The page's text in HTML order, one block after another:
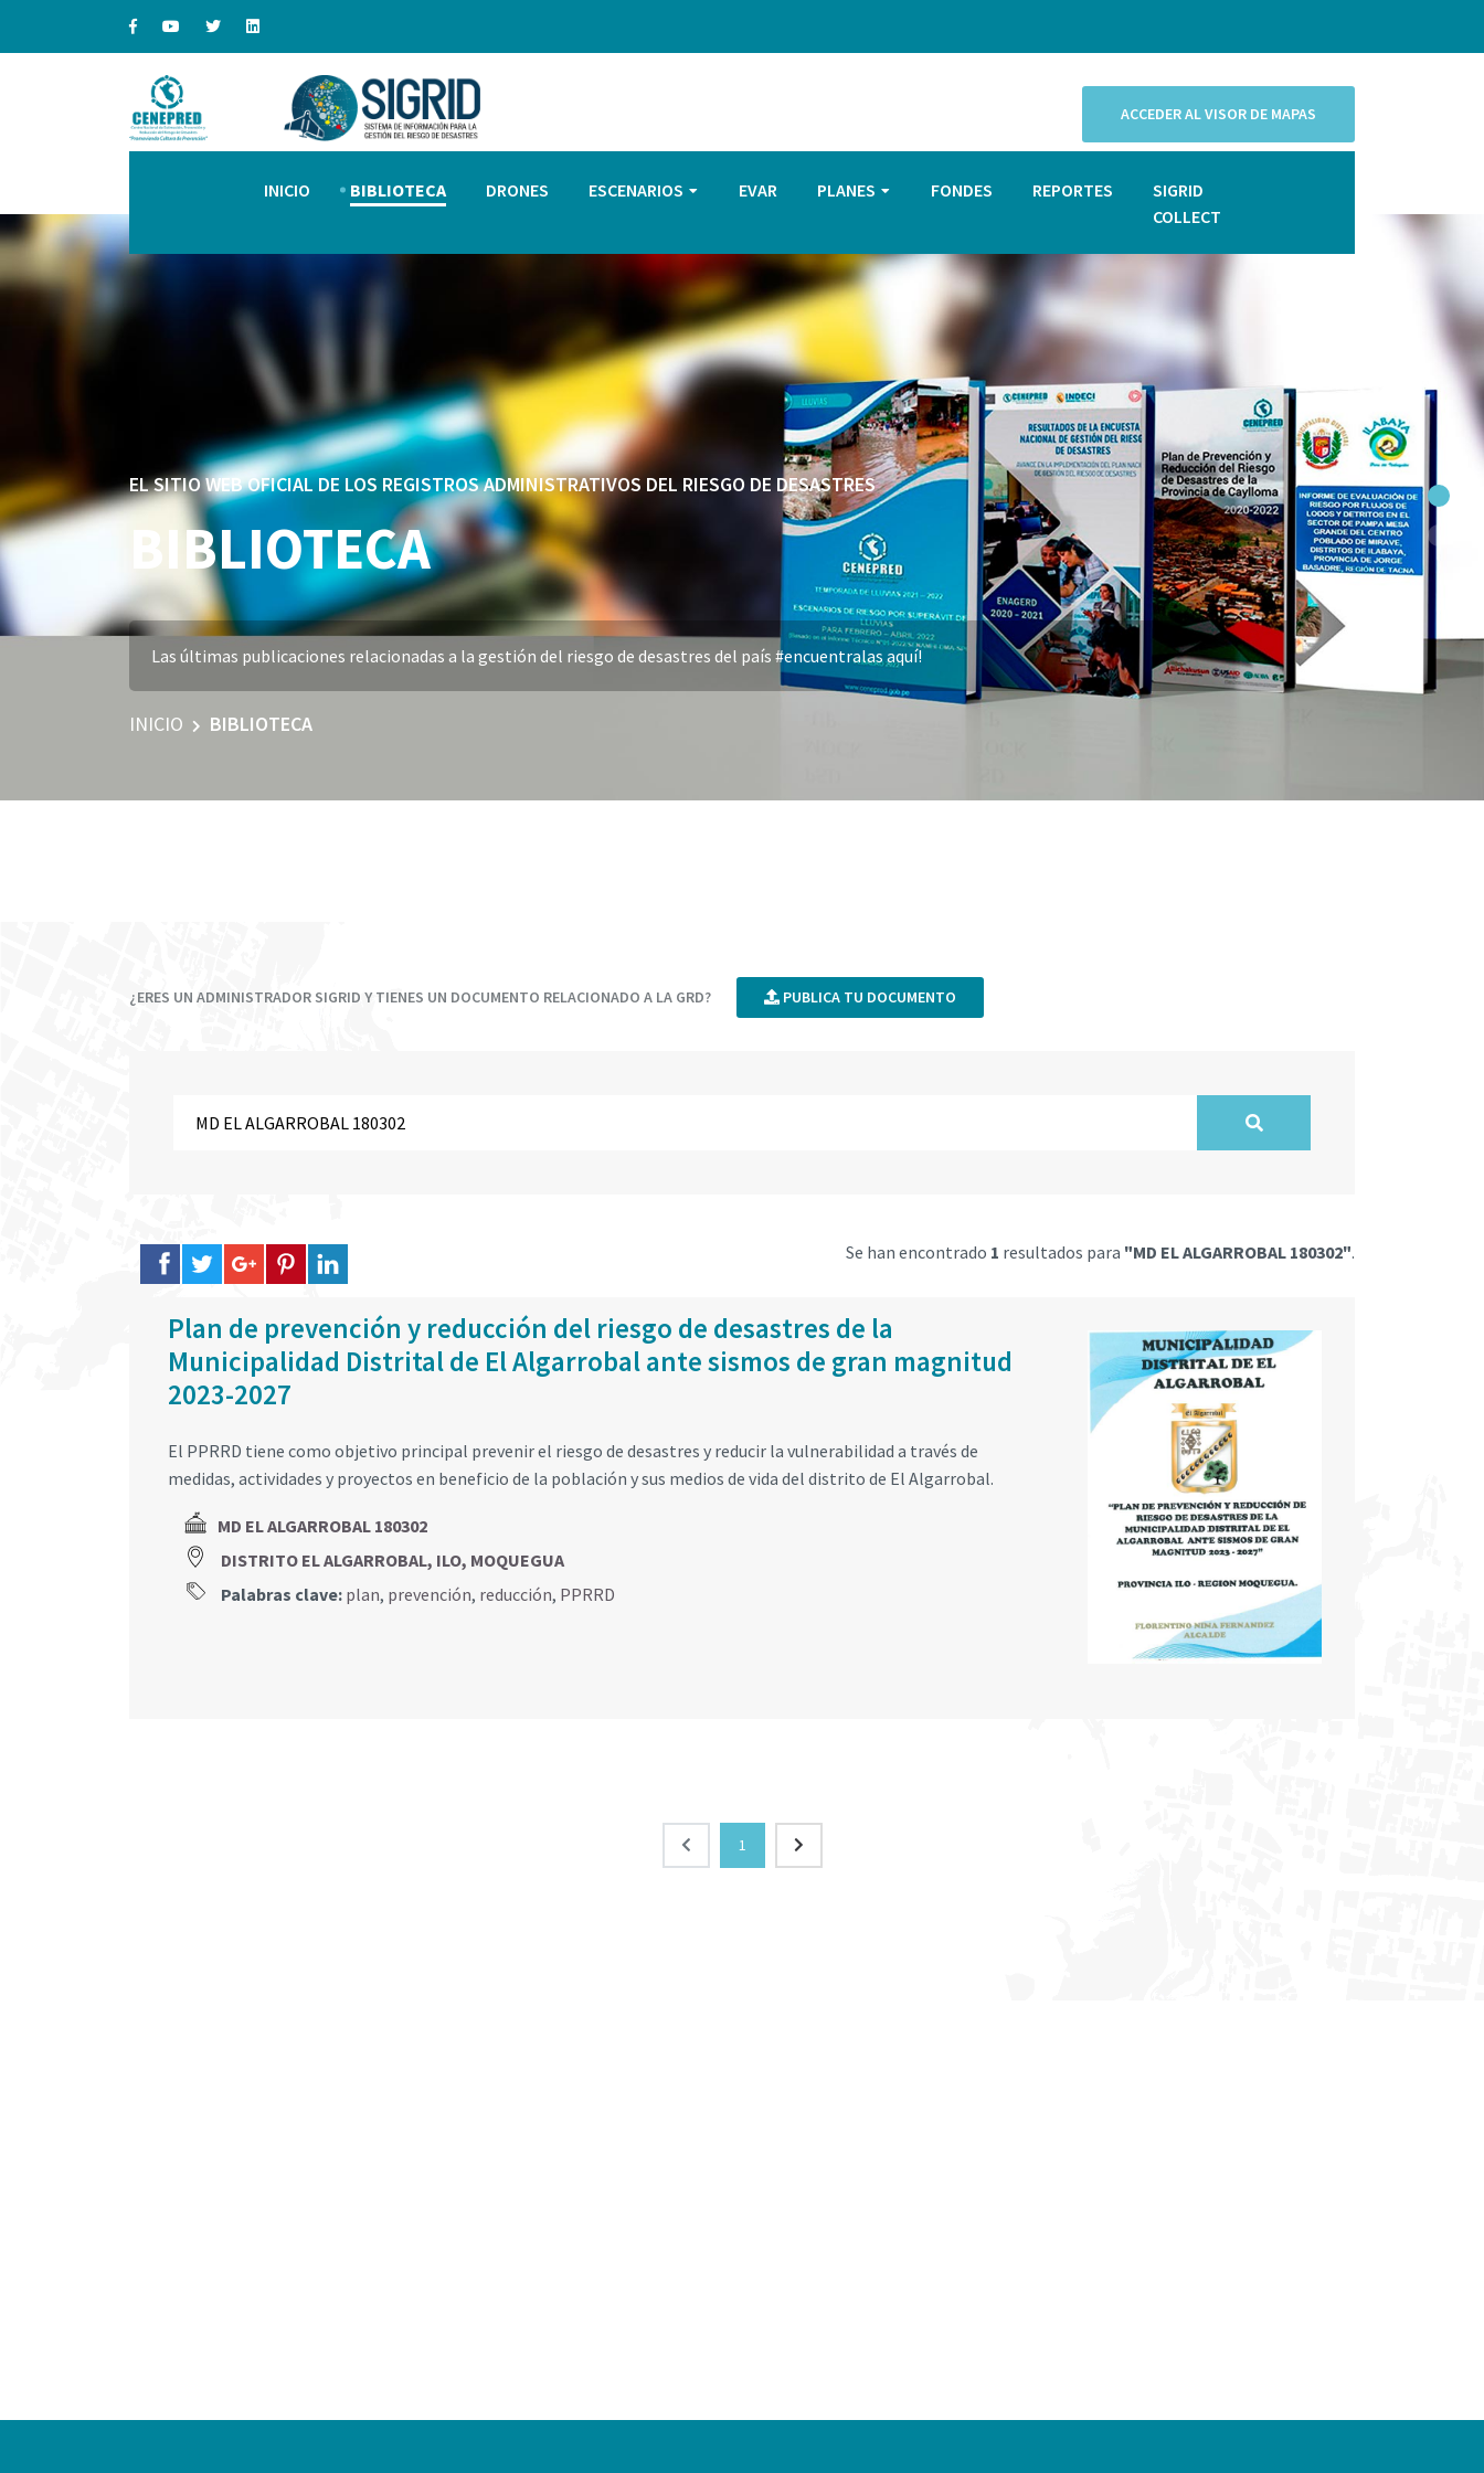
ACCEDER AL VISOR DE MAPAS
INICIO BIBLIOTECA DRONES ESCENARIOS EVAR PLANES FONDES REPORTES
SIGRID
COLLECT
EL SITIO WEB OFICIAL DE LOS REGISTROS ADMINISTRATIVOS DEL RIESGO DE DESASTRES
BIBLIOTECA
Las últimas publicaciones relacionadas a la gestión del riesgo de desastres del país #encuentralas aquí!
INICIO BIBLIOTECA
¿ERES UN ADMINISTRADOR SIGRID Y TIENES UN DOCUMENTO RELACIONADO A LA GRD? PUBLICA TU DOCUMENTO
Se han encontrado 1 resultados para "MD EL ALGARROBAL 180302".
Plan de prevención y reducción del riesgo de desastres de la
Municipalidad Distrital de El Algarrobal ante sismos de gran magnitud
2023-2027
El PPRRD tiene como objetivo principal prevenir el riesgo de desastres y reducir la vulnerabilidad a través de
medidas, actividades y proyectos en beneficio de la población y sus medios de vida del distrito de El Algarrobal.
MD EL ALGARROBAL 180302
DISTRITO EL ALGARROBAL, ILO, MOQUEGUA
Palabras clave: plan, prevención, reducción, PPRRD
1